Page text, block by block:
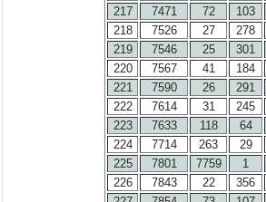
217
7471 72 103
218
7526 27 278
219
7546 25 301
220
7567 41 184
221
7590 26 291
222
7614 31 245
223
7633 118 64
224
7714 263 29
225
7801 7759 1
226
7843 22 356